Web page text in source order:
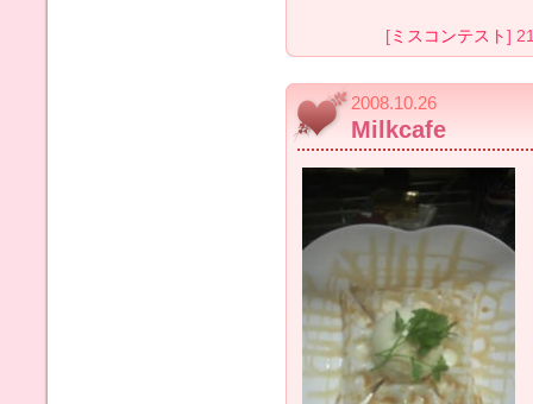
[ ミスコンテスト ]
2008.10.26
Milkcafe